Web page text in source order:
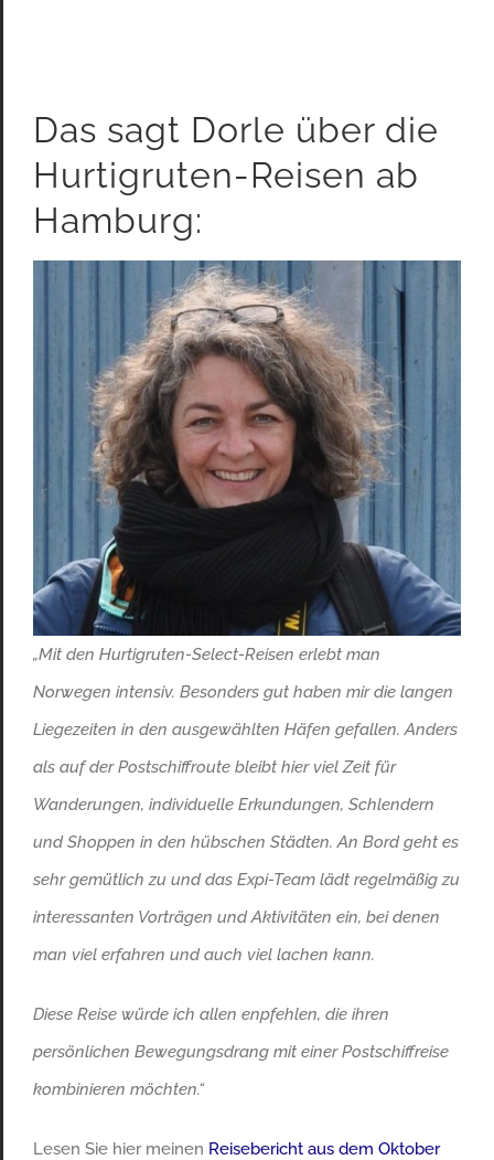
Das sagt Dorle über die
Hurtigruten-Reisen ab
Hamburg:
„Mit den Hurtigruten-Select-Reisen erlebt man
Norwegen intensiv. Besonders gut haben mir die langen
Liegezeiten in den ausgewählten Häfen gefallen. Anders
als auf der Postschiffroute bleibt hier viel Zeit für
Wanderungen, individuelle Erkundungen, Schlendern
und Shoppen in den hübschen Städten. An Bord geht es
sehr gemütlich zu und das Expi-Team lädt regelmäßig zu
interessanten Vorträgen und Aktivitäten ein, bei denen
man viel erfahren und auch viel lachen kann.
Diese Reise würde ich allen enpfehlen, die ihren
persönlichen Bewegungsdrang mit einer Postschiffreise
kombinieren möchten.“
Lesen Sie hier meinen Reisebericht aus dem Oktober